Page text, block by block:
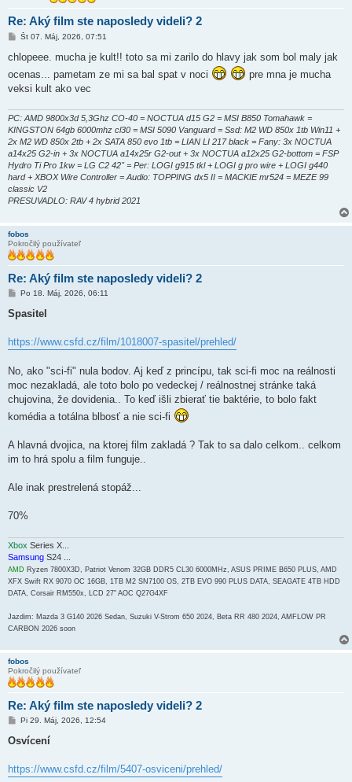
Re: Aký film ste naposledy videli? 2
P
í
p
e
v
k
Št 07. Máj, 2026, 07:51
chlopeee. mucha je kult!! toto sa mi zarilo do hlavy jak som bol maly jak
ocenas... pametam ze mi sa bal spat v noci
pre mna je mucha
veksi kult ako vec
PC: AMD 9800x3d 5,3Ghz CO-40 = NOCTUA d15 G2 = MSI B850 Tomahawk =
KINGSTON 64gb 6000mhz cl30 = MSI 5090 Vanguard = Ssd: M2 WD 850x 1tb Win11 +
2x M2 WD 850x 2tb + 2x SATA 850 evo 1tb = LIAN LI 217 black = Fany: 3x NOCTUA
a14x25 G2-in + 3x NOCTUA a14x25r G2-out + 3x NOCTUA a12x25 G2-bottom = FSP
Hydro Ti Pro 1kw = LG C2 42" = Per: LOGI g915 tkl + LOGI g pro wire + LOGI g440
hard + XBOX Wire Controller = Audio: TOPPING dx5 II = MACKIE mr524 = MEZE 99
classic V2
PRESUVADLO: RAV 4 hybrid 2021
fobos
Pokročilý používateľ
Re: Aký film ste naposledy videli? 2
P
í
s
e
v
k
Po 18. Máj, 2026, 06:11
Spasitel
https://www.csfd.cz/film/1018007-spasitel/prehled/
No, ako "sci-fi" nula bodov. Aj keď z princípu, tak sci-fi moc na reálnosti
moc nezakladá, ale toto bolo po vedeckej / reálnostnej stránke taká
chujovina, že dovidenia.. To keď išli zbierať tie baktérie, to bolo fakt
komédia a totálna blbosť a nie sci-fi
A hlavná dvojica, na ktorej film zakladá ? Tak to sa dalo celkom.. celkom
im to hrá spolu a film funguje..
Ale inak prestrelená stopáž...
70%
Xbox Series X...
Samsung S24 ...
AMD Ryzen 7800X3D, Patriot Venom 32GB DDR5 CL30 6000MHz, ASUS PRIME B650 PLUS, AMD
XFX Swift RX 9070 OC 16GB, 1TB M2 SN7100 OS, 2TB EVO 990 PLUS DATA, SEAGATE 4TB HDD
DATA, Corsair RM550x, LCD 27" AOC Q27G4XF
Jazdim: Mazda 3 G140 2026 Sedan, Suzuki V-Strom 650 2024, Beta RR 480 2024, AMFLOW PR
CARBON 2026 soon
fobos
Pokročilý používateľ
Re: Aký film ste naposledy videli? 2
P
í
e
v
Pi 29. Máj, 2026, 12:54
Osvícení
https://www.csfd.cz/film/5407-osviceni/prehled/